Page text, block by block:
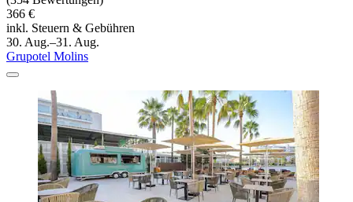
366 €
inkl. Steuern & Gebühren
30. Aug.–31. Aug.
Grupotel Molins